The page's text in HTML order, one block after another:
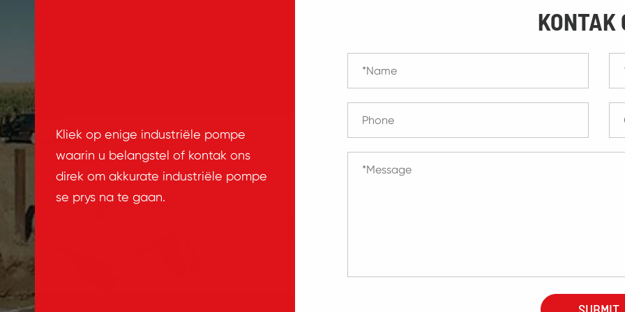
Kliek op enige industriële pompe
waarin u belangstel of kontak ons
direk om akkurate industriële pompe
se prys na te gaan.
KONTAK